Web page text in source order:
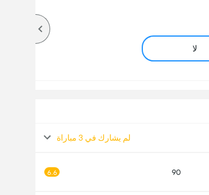
لا
لم يشارك في 3 مباراة
90
6.6